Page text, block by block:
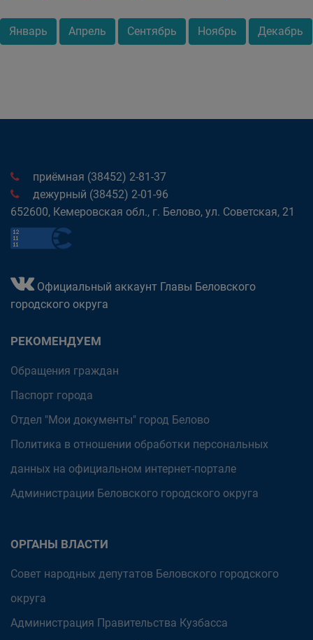
Январь Апрель Сентябрь Ноябрь Декабрь
приёмная (38452) 2-81-37
дежурный (38452) 2-01-96
652600, Кемеровская обл., г. Белово, ул. Советская, 21
Официальный аккаунт Главы Беловского
городского округа
РЕКОМЕНДУЕМ
Обращения граждан
Паспорт города
Отдел "Мои документы" город Белово
Политика в отношении обработки персональных
данных на официальном интернет-портале
Администрации Беловского городского округа
ОРГАНЫ ВЛАСТИ
Совет народных депутатов Беловского городского
округа
Администрация Правительства Кузбасса